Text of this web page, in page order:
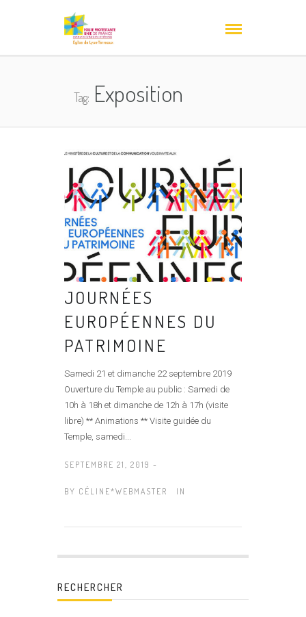
Tag:Exposition
JOURNÉES
EUROPÉENNES DU
PATRIMOINE
Samedi 21 et dimanche 22 septembre 2019
Ouverture du Temple au public : Samedi de
10h à 18h et dimanche de 12h à 17h (visite
libre) ** Animations ** Visite guidée du
Temple, samedi...
SEPTEMBRE 21, 2019 -
BY CÉLINE*WEBMASTER IN
RECHERCHER